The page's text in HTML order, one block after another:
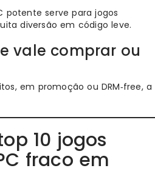
potente serve para jogos
diversão em código leve.
vale comprar ou
em promoção ou DRM‑free, a
10 jogos
fraco em